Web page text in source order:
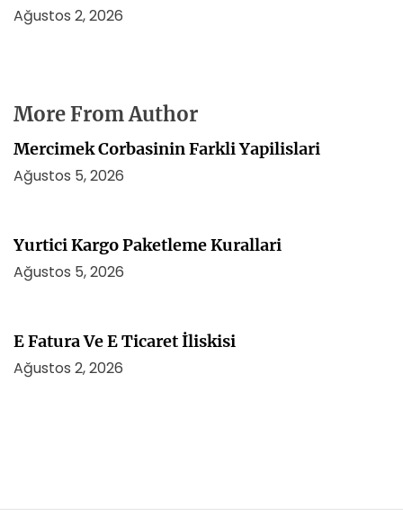
Ağustos 2, 2026
More From Author
Mercimek Corbasinin Farkli Yapilislari
Ağustos 5, 2026
Yurtici Kargo Paketleme Kurallari
Ağustos 5, 2026
E Fatura Ve E Ticaret İliskisi
Ağustos 2, 2026